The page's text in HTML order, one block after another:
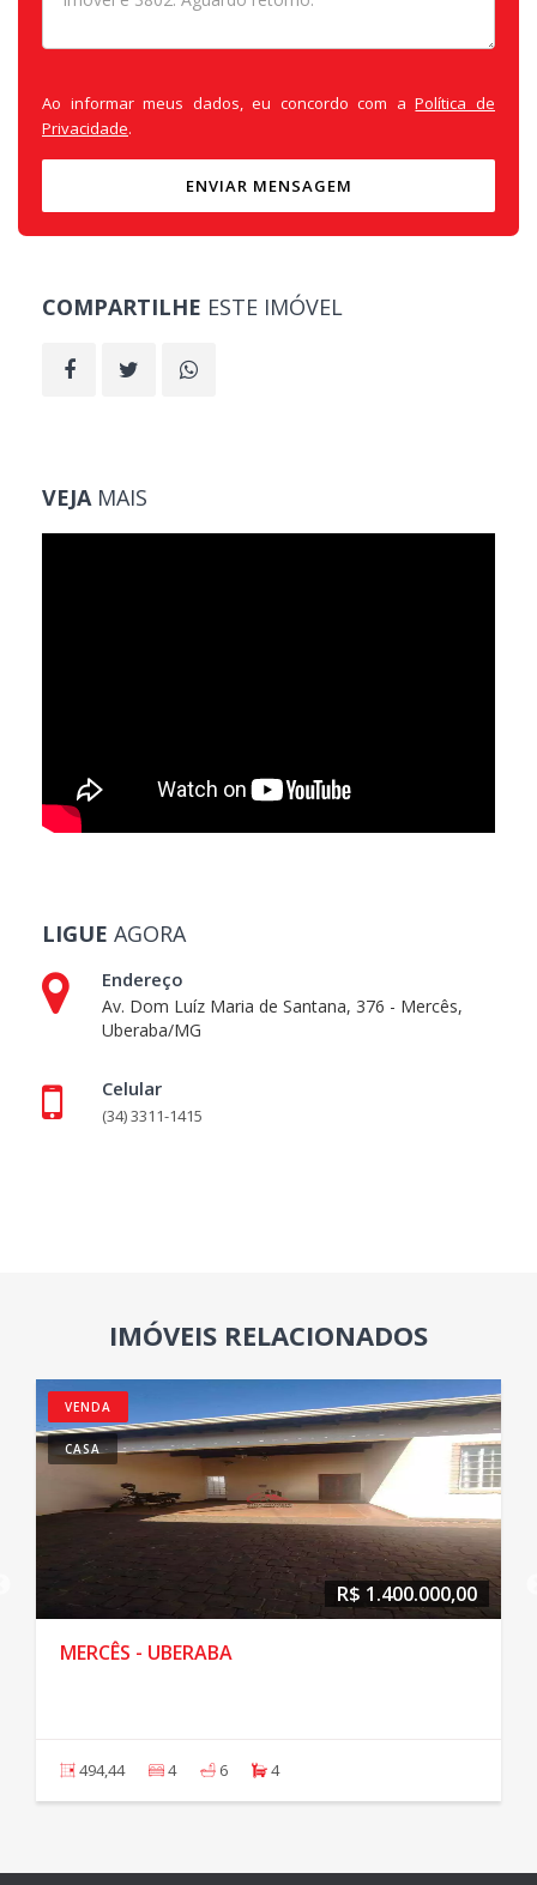
Ao informar meus dados, eu concordo com aPolítica de
Privacidade.
ENVIAR MENSAGEM
COMPARTILHE ESTE IMÓVEL
VEJAMAIS
LIGUE AGORA
Endereço
Av. Dom Luíz Maria de Santana, 376 - Mercês,
Uberaba/MG
Celular
(34) 3311-1415
IMÓVEIS RELACIONADOS
VENDA
CASA
R$ 1.400.000,00
MERCÊS - UBERABA
494,44 4 6 4